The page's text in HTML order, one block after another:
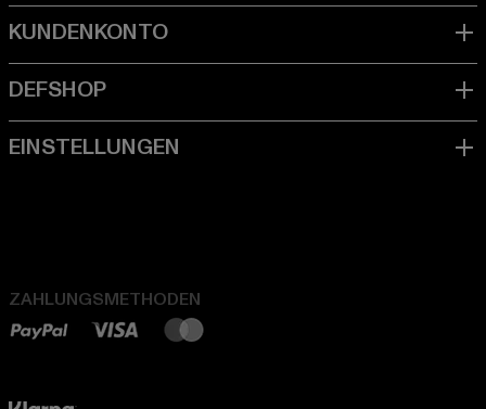
ZAHLUNGSMETHODEN